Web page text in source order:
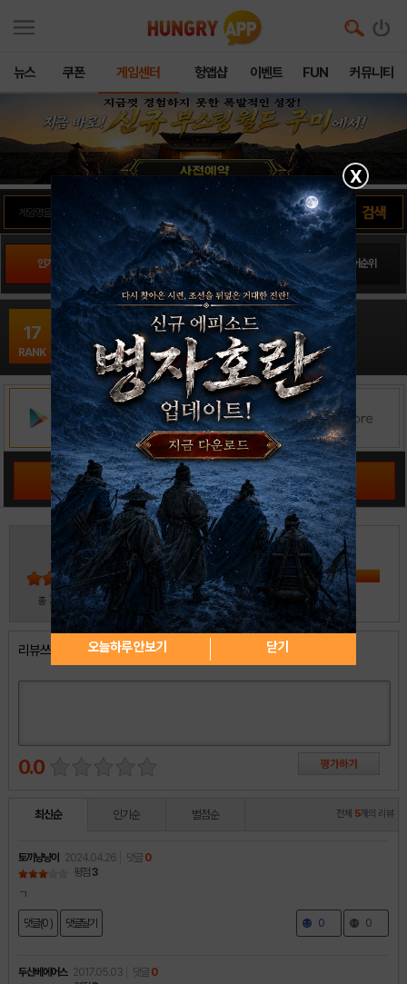
뉴스 쿠폰 게임센터 헝앱샵 이벤트 FUN 커뮤니티
인기게임 팬사이트순위 PLAY스토어순위 앱스토어순위
17
RANK
우마무스메 PRETTY DERBY16
시뮬레이션 / Cygames
출시일: 2021-02-24
공략 커뮤니티 바로가기
3
총 30 명 참여
리뷰쓰기
0.0
최신순 인기순 별점순 전체 5개의 리뷰
토끼냥냥이 2024.04.26 댓글 0
평점 3
ㄱ
댓글(0 ) 댓글달기 0 0
두산베에어스 2017.05.03 댓글 0
X
오늘하루 안보기 닫기